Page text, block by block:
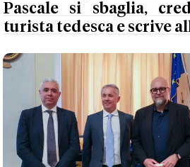
Pascale si sbaglia,
turista tedesca e scrive